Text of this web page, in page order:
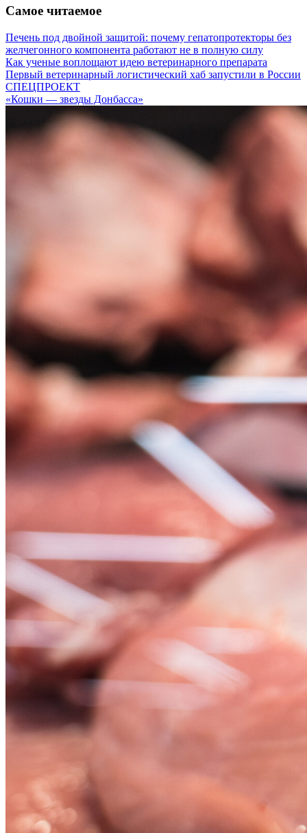
Самое читаемое
Печень под двойной защитой: почему гепатопротекторы без
желчегонного компонента работают не в полную силу
Как ученые воплощают идею ветеринарного препарата
Первый ветеринарный логистический хаб запустили в России
СПЕЦПРОЕКТ
«Кошки — звезды Донбасса»